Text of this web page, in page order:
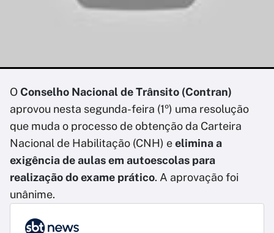
OConselho Nacional de Trânsito (Contran)
aprovou nesta segunda-feira (1º) uma resolução
que muda o processo de obtenção da Carteira
Nacional de Habilitação (CNH) eelimina a
exigência de aulas em autoescolas para
realização do exame prático. A aprovação foi
unânime.